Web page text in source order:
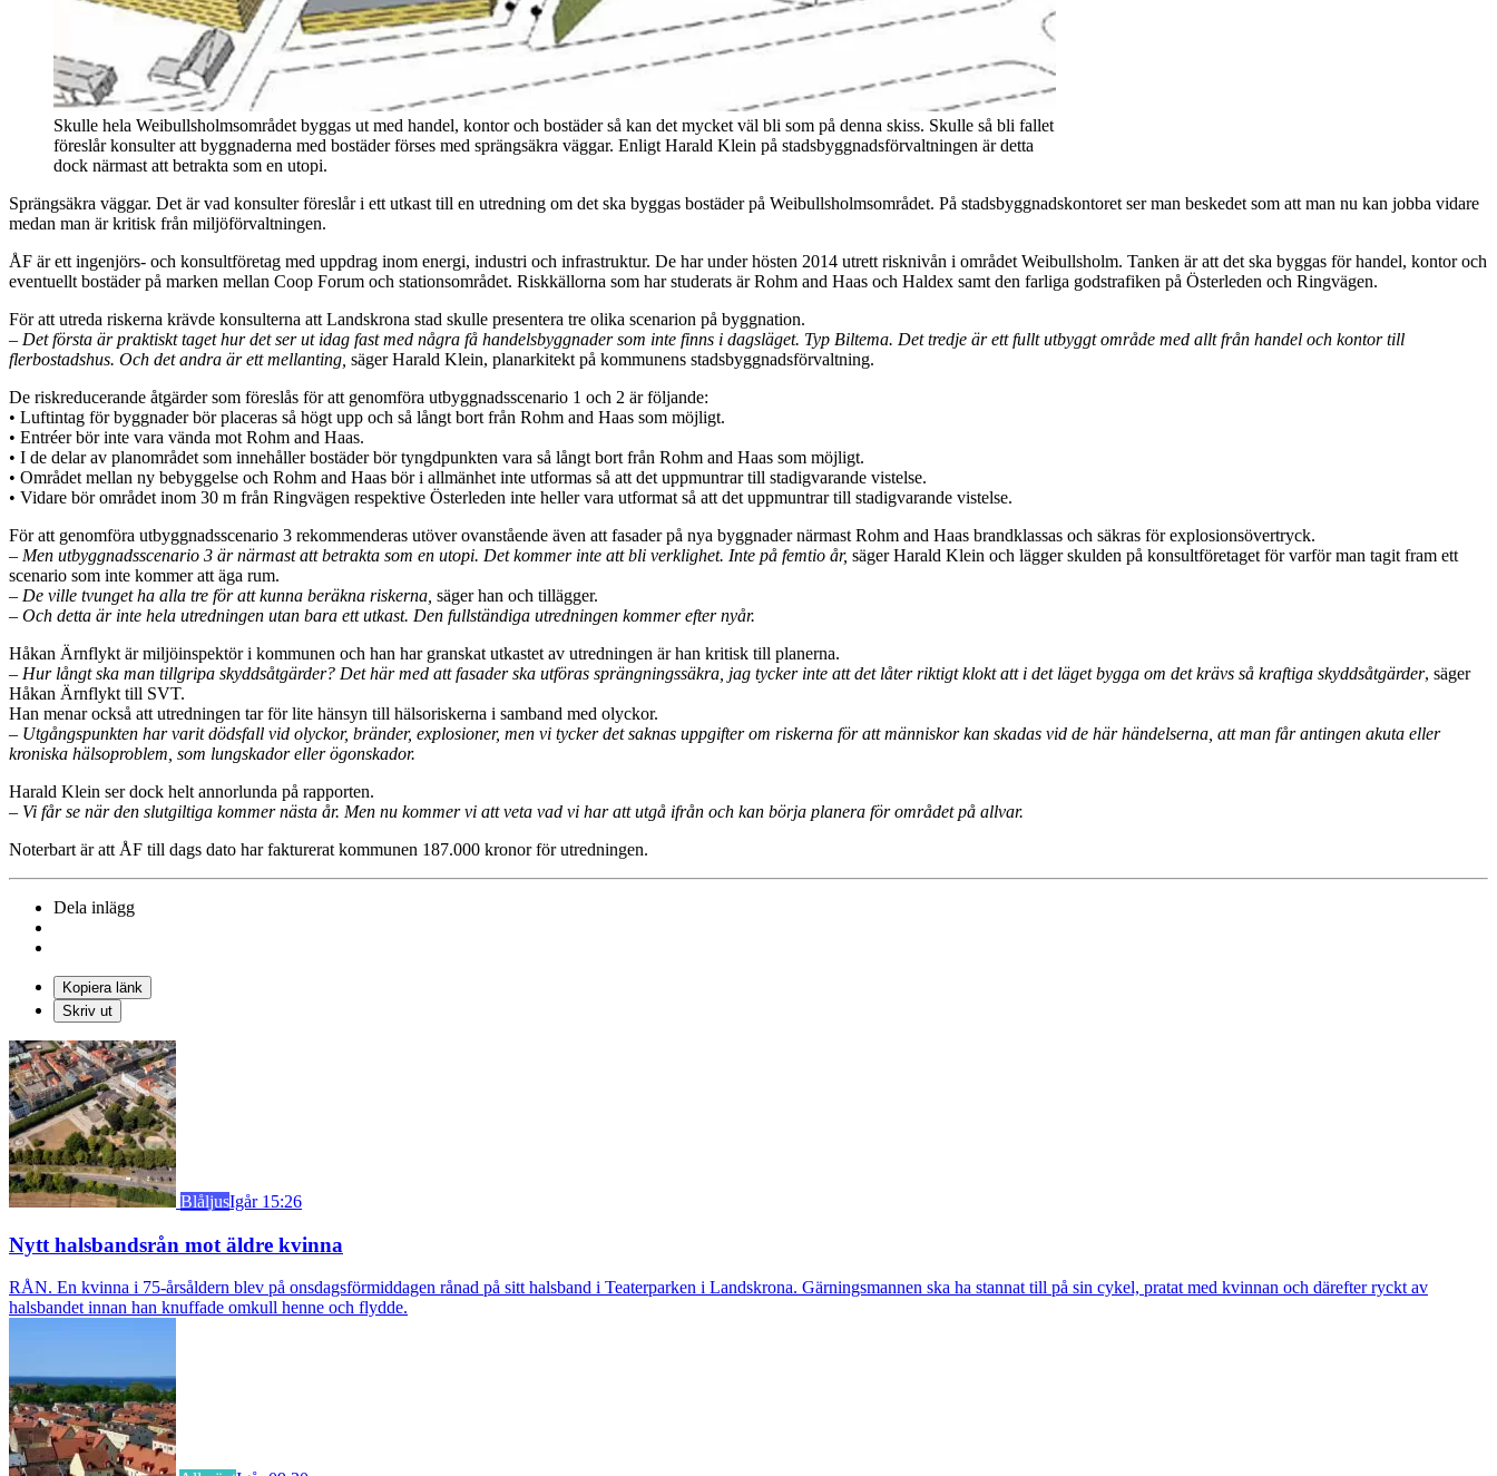
Skulle hela Weibullsholmsområdet byggas ut med handel, kontor och bostäder så kan det mycket väl bli som på denna skiss. Skulle så bli fallet
föreslår konsulter att byggnaderna med bostäder förses med sprängsäkra väggar. Enligt Harald Klein på stadsbyggnadsförvaltningen är detta
dock närmast att betrakta som en utopi.
Sprängsäkra väggar. Det är vad konsulter föreslår i ett utkast till en utredning om det ska byggas bostäder på Weibullsholmsområdet. På stadsbyggnadskontoret ser man beskedet som att man nu kan jobba vidare
medan man är kritisk från miljöförvaltningen.
ÅF är ett ingenjörs- och konsultföretag med uppdrag inom energi, industri och infrastruktur. De har under hösten 2014 utrett risknivån i området Weibullsholm. Tanken är att det ska byggas för handel, kontor och
eventuellt bostäder på marken mellan Coop Forum och stationsområdet. Riskkällorna som har studerats är Rohm and Haas och Haldex samt den farliga godstrafiken på Österleden och Ringvägen.
För att utreda riskerna krävde konsulterna att Landskrona stad skulle presentera tre olika scenarion på byggnation.
– Det första är praktiskt taget hur det ser ut idag fast med några få handelsbyggnader som inte finns i dagsläget. Typ Biltema. Det tredje är ett fullt utbyggt område med allt från handel och kontor till
flerbostadshus. Och det andra är ett mellanting, säger Harald Klein, planarkitekt på kommunens stadsbyggnadsförvaltning.
De riskreducerande åtgärder som föreslås för att genomföra utbyggnadsscenario 1 och 2 är följande:
• Luftintag för byggnader bör placeras så högt upp och så långt bort från Rohm and Haas som möjligt.
• Entréer bör inte vara vända mot Rohm and Haas.
• I de delar av planområdet som innehåller bostäder bör tyngdpunkten vara så långt bort från Rohm and Haas som möjligt.
• Området mellan ny bebyggelse och Rohm and Haas bör i allmänhet inte utformas så att det uppmuntrar till stadigvarande vistelse.
• Vidare bör området inom 30 m från Ringvägen respektive Österleden inte heller vara utformat så att det uppmuntrar till stadigvarande vistelse.
För att genomföra utbyggnadsscenario 3 rekommenderas utöver ovanstående även att fasader på nya byggnader närmast Rohm and Haas brandklassas och säkras för explosionsövertryck.
– Men utbyggnadsscenario 3 är närmast att betrakta som en utopi. Det kommer inte att bli verklighet. Inte på femtio år, säger Harald Klein och lägger skulden på konsultföretaget för varför man tagit fram ett
scenario som inte kommer att äga rum.
– De ville tvunget ha alla tre för att kunna beräkna riskerna, säger han och tillägger.
– Och detta är inte hela utredningen utan bara ett utkast. Den fullständiga utredningen kommer efter nyår.
Håkan Ärnflykt är miljöinspektör i kommunen och han har granskat utkastet av utredningen är han kritisk till planerna.
– Hur långt ska man tillgripa skyddsåtgärder? Det här med att fasader ska utföras sprängningssäkra, jag tycker inte att det låter riktigt klokt att i det läget bygga om det krävs så kraftiga skyddsåtgärder, säger
Håkan Ärnflykt till SVT.
Han menar också att utredningen tar för lite hänsyn till hälsoriskerna i samband med olyckor.
– Utgångspunkten har varit dödsfall vid olyckor, bränder, explosioner, men vi tycker det saknas uppgifter om riskerna för att människor kan skadas vid de här händelserna, att man får antingen akuta eller
kroniska hälsoproblem, som lungskador eller ögonskador.
Harald Klein ser dock helt annorlunda på rapporten.
– Vi får se när den slutgiltiga kommer nästa år. Men nu kommer vi att veta vad vi har att utgå ifrån och kan börja planera för området på allvar.
Noterbart är att ÅF till dags dato har fakturerat kommunen 187.000 kronor för utredningen.
Dela inlägg
Kopiera länk
Skriv ut
BlåljusIgår 15:26
Nytt halsbandsrån mot äldre kvinna
RÅN. En kvinna i 75-årsåldern blev på onsdagsförmiddagen rånad på sitt halsband i Teaterparken i Landskrona. Gärningsmannen ska ha stannat till på sin cykel, pratat med kvinnan och därefter ryckt av
halsbandet innan han knuffade omkull henne och flydde.